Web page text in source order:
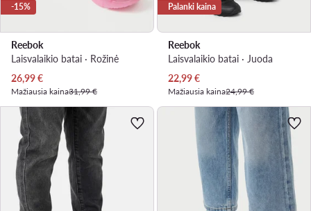
-15%
Reebok
Laisvalaikio batai · Rožinė
Dabartinė kaina
26,99€
Mažiausia kaina31,99 €
Palanki kaina
Reebok
Laisvalaikio batai · Juoda
Dabartinė kaina
22,99€
Mažiausia kaina24,99 €